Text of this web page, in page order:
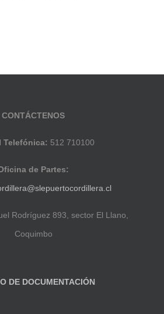
CONTÁCTENOS
Telefónica: 512 710100
de Partes:
Rodríguez 893, sector El Llano,
Coquimbo
DE DOCUMENTACIÓN